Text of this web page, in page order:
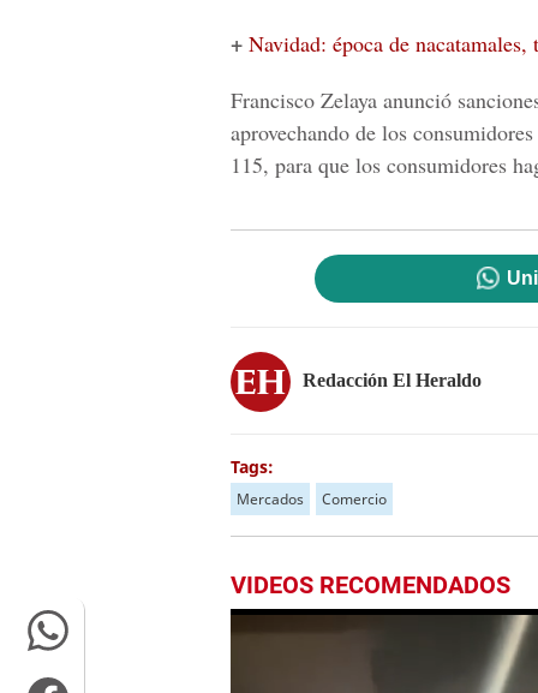
+ Navidad: época de
Francisco Zelaya anunció
aprovechando de los
115, para que los consumidores
Redacción El Heraldo
Tags:
Mercados Comercio
VIDEOS RECOMENDADOS